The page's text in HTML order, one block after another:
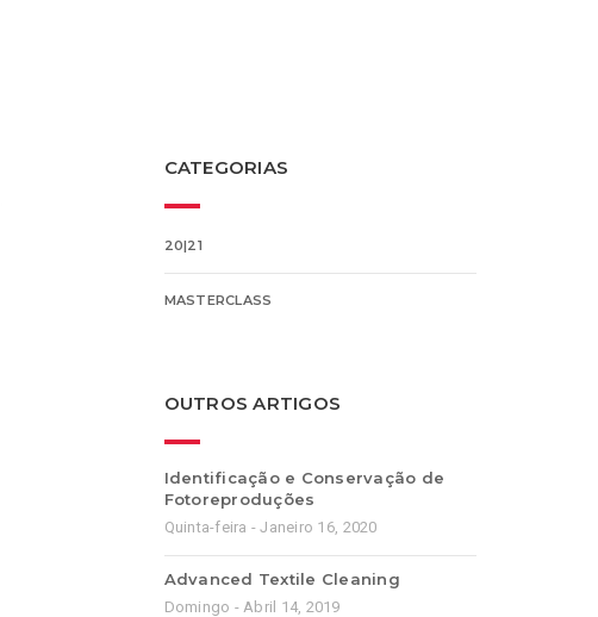
CATEGORIAS
20|21
MASTERCLASS
OUTROS ARTIGOS
Identificação e Conservação de
Fotoreproduções
Quinta-feira - Janeiro 16, 2020
Advanced Textile Cleaning
Domingo - Abril 14, 2019